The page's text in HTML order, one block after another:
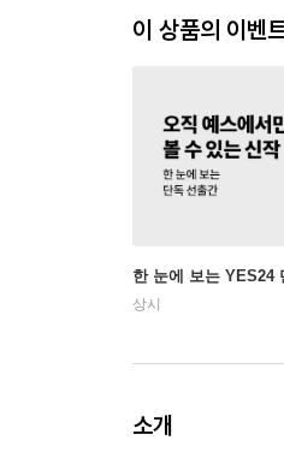
이 상품의 이벤
한 눈에 보는 YES24
상시
소개